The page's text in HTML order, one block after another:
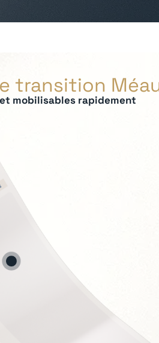
transition
mobilisables rapidement